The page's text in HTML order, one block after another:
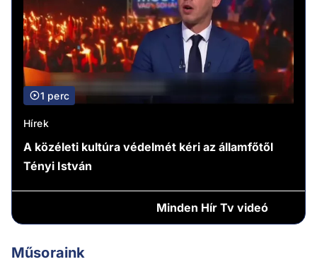
1 perc
Hírek
A közéleti kultúra védelmét kéri az államfőtől
Tényi István
Minden Hír Tv videó
Műsoraink